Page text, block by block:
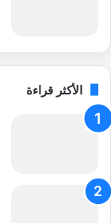
الأكثر قراءة